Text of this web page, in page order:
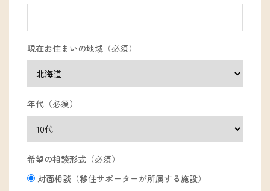
現在お住まいの地域（必須）
年代（必須）
希望の相談形式（必須）
対面相談（移住サポーターが所属する施設）